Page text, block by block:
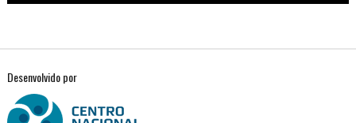
Desenvolvido por